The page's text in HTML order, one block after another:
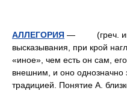
АЛЛЕГОРИЯ — (греч.
высказывания, при крой
«иное», чем есть он сам,
внешним, и оно однозначно
традицией. Понятие А.